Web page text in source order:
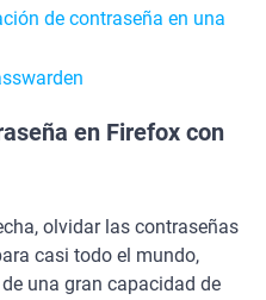
de contraseña en una
en Firefox con
olvidar las contraseñas
casi todo el mundo,
una gran capacidad de